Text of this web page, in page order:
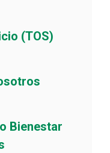
(TOS)
Bienestar